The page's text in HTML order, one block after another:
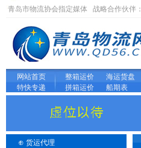
青岛市物流协会指定媒体 战略合作伙伴：
网站首页 整箱运价 海运货盘
特快专递
拼箱运价 船期表
⊕ 货运代理